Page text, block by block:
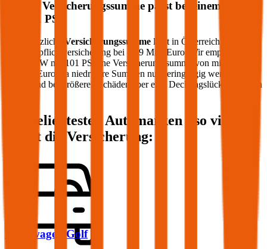
Welche Versicherungssumme passt bei einem PKW
101 PS?
Die gesetzliche Versicherungssumme liegt in Österreich bei der
Kfz-Haftpflichtversicherung bei 7,79 Mio. Euro. Wir empfehlen für
Ihren PKW mit
101 PS eine Versicherungssumme von mindestens
20 Mio. Euro, da niedrigere Summen nur geringfügig weniger
kosten und bei größeren Schäden aber eine Deckungslücke auftreten
Die beliebtesten Automarken - so viel
kostet die Versicherung:
Volkswagen Golf